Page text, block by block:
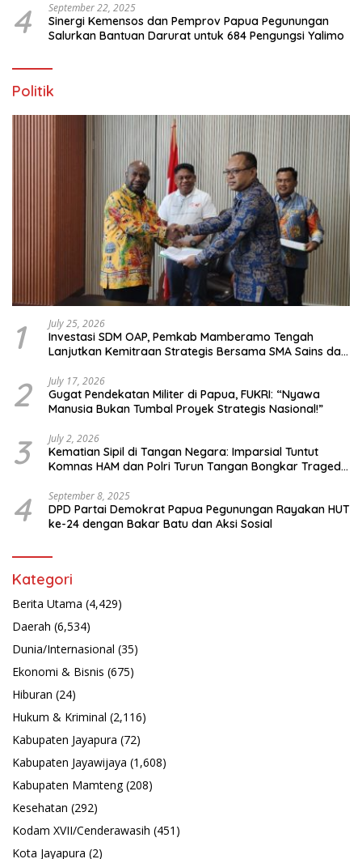
4 September 22, 2025
Sinergi Kemensos dan Pemprov Papua Pegunungan
Salurkan Bantuan Darurat untuk 684 Pengungsi Yalimo
Politik
1 July 25, 2026
Investasi SDM OAP, Pemkab Mamberamo Tengah
Lanjutkan Kemitraan Strategis Bersama SMA Sains dan
2 July 17, 2026
Gugat Pendekatan Militer di Papua, FUKRI: “Nyawa
Manusia Bukan Tumbal Proyek Strategis Nasional!”
3 July 2, 2026
Kematian Sipil di Tangan Negara: Imparsial Tuntut
Komnas HAM dan Polri Turun Tangan Bongkar Tragedi
4 September 8, 2025
DPD Partai Demokrat Papua Pegunungan Rayakan HUT
ke-24 dengan Bakar Batu dan Aksi Sosial
Kategori
Berita Utama (4,429)
Daerah (6,534)
Dunia/Internasional (35)
Ekonomi & Bisnis (675)
Hiburan (24)
Hukum & Kriminal (2,116)
Kabupaten Jayapura (72)
Kabupaten Jayawijaya (1,608)
Kabupaten Mamteng(208)
Kesehatan (292)
Kodam XVII/Cenderawasih (451)
Kota Jayapura (2)